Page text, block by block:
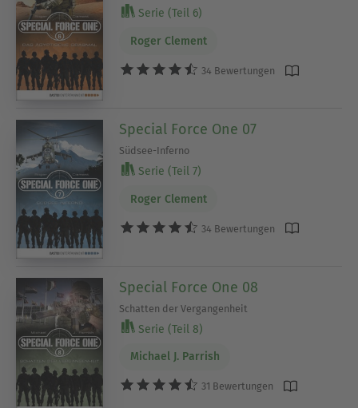
Serie (Teil 6)
Roger Clement
34 Bewertungen
Special Force One 07
Südsee-Inferno
Serie (Teil 7)
Roger Clement
34 Bewertungen
Special Force One 08
Schatten der Vergangenheit
Serie (Teil 8)
Michael J. Parrish
31 Bewertungen